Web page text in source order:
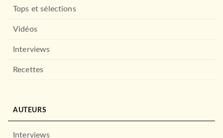
Tops et sélections
Vidéos
Interviews
Recettes
AUTEURS
Interviews